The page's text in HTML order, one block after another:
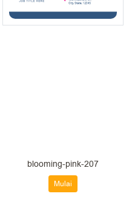
blooming-pink-207
Mulai